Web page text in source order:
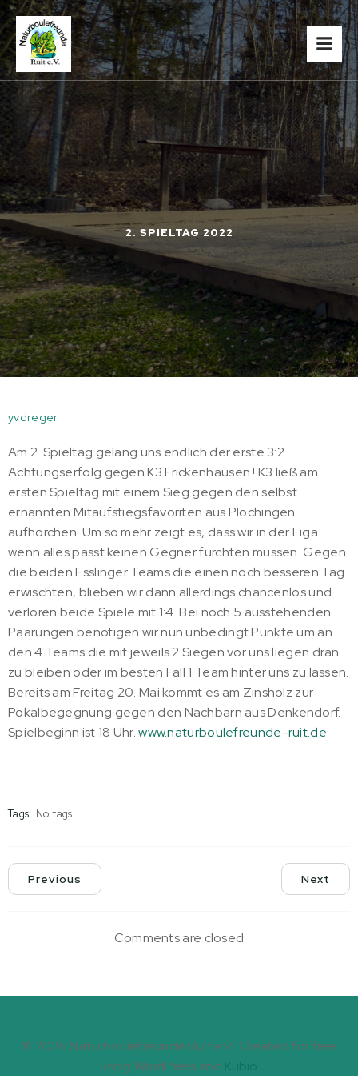
2. SPIELTAG 2022
yvdreger
Am 2. Spieltag gelang uns endlich der erste 3:2
Achtungserfolg gegen K3 Frickenhausen ! K3 ließ am
ersten Spieltag mit einem Sieg gegen den selbst
ernannten Mitaufstiegsfavoriten aus Plochingen
aufhorchen. Um so mehr zeigt es, dass wir in der Liga
wenn alles passt keinen Gegner fürchten müssen. Gegen
die beiden Esslinger Teams die einen noch besseren Tag
erwischten, blieben wir dann allerdings chancenlos und
verloren beide Spiele mit 1:4. Bei noch 5 ausstehenden
Paarungen benötigen wir nun unbedingt Punkte um an
den 4 Teams die mit jeweils 2 Siegen vor uns liegen dran
zu bleiben oder im besten Fall 1 Team hinter uns zu lassen.
Bereits am Freitag 20. Mai kommt es am Zinsholz zur
Pokalbegegnung gegen den Nachbarn aus Denkendorf.
Spielbeginn ist 18 Uhr.www.naturboulefreunde-ruit.de
Tags: No tags
Previous Next
Comments are closed
© 2026 Naturboulefreunde Ruit e.V.. Created for free
using WordPress and